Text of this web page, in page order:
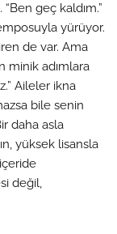
geç kaldım.”
yürüyor.
de var. Ama
minik adımlara
Aileler ikna
bile senin
daha asla
yüksek lisansla
değil,